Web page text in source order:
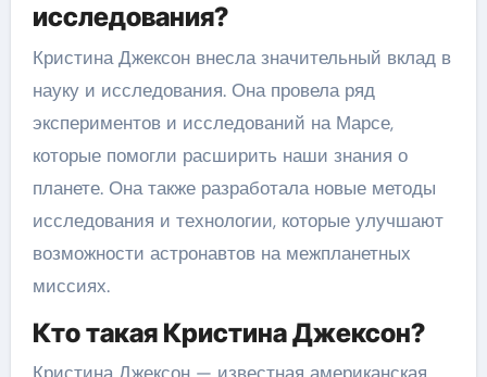
исследования?
Кристина Джексон внесла значительный вклад в
науку и исследования. Она провела ряд
экспериментов и исследований на Марсе,
которые помогли расширить наши знания о
планете. Она также разработала новые методы
исследования и технологии, которые улучшают
возможности астронавтов на межпланетных
миссиях.
Кто такая Кристина Джексон?